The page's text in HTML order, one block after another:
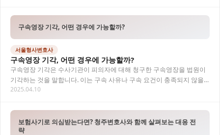
구속영장 기각, 어떤 경우에 가능할까?
서울형사변호사
구속영장 기각, 어떤 경우에 가능할까?
구속영장 기각은 수사기관이 피의자에 대해 청구한 구속영장을 법원이
기각하는 것을 말합니다. 이는 구속 사유나 구속 요건이 충족되지 않을
때 주로 발생하며, 인권 보장과 방어권 확보…
2025.04.10
보험사기로 의심받는다면? 청주변호사와 함께 살펴보는 대응 전
략